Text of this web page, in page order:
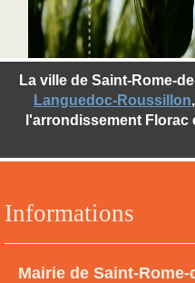
Informations
Mairie de Saint-Rome-
La ville de Saint-Rome-
Languedoc-Roussillon
l'arrondissement Florac